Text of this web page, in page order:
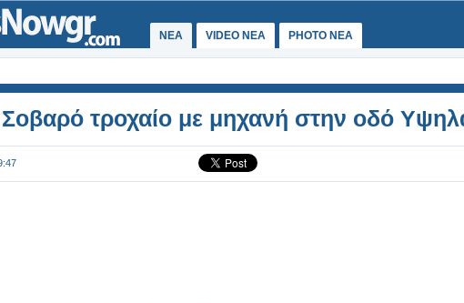
ΝΕΑ VIDEO NEA PHOTO NEA
τροχαίο με μηχανή στην οδό